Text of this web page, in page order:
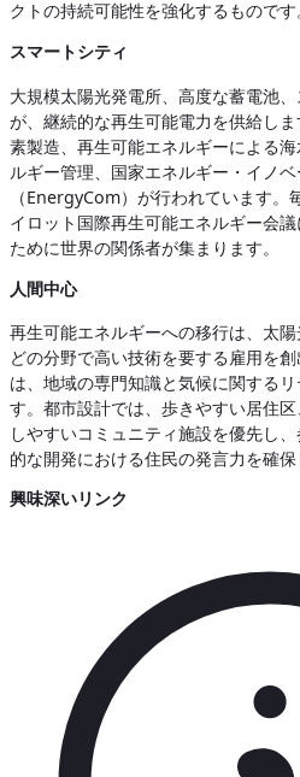
クトの持続可能性を強化するものです
スマートシティ
大規模太陽光発電所、高度な蓄電池
が、継続的な再生可能電力を供給し
素製造、再生可能エネルギーによる
ルギー管理、国家エネルギー・イノ
（EnergyCom）が行われています
イロット国際再生可能エネルギー会
ために世界の関係者が集まります。
人間中心
再生可能エネルギーへの移行は、太
どの分野で高い技術を要する雇用を
は、地域の専門知識と気候に関する
す。都市設計では、歩きやすい居住
しやすいコミュニティ施設を優先し
的な開発における住民の発言力を確保
興味深いリンク